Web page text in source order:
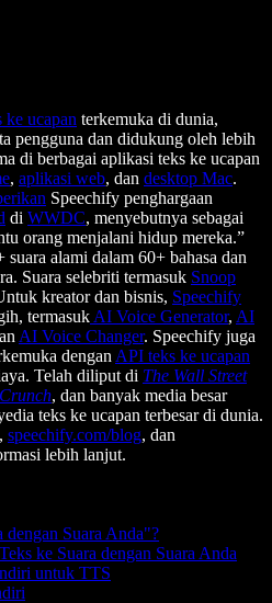
ke ucapan terkemuka di dunia,
pengguna dan didukung oleh lebih
di berbagai aplikasi teks ke ucapan
, aplikasi web, dan desktop Mac.
Speechify penghargaan
di WWDC, menyebutnya sebagai
orang menjalani hidup mereka.”
alami dalam 60+ bahasa dan
Suara selebriti termasuk Snoop
kreator dan bisnis, Speechify
termasuk AI Voice Generator, AI
AI Voice Changer. Speechify juga
dengan API teks ke ucapan
Telah diliput di The Wall Street
, dan banyak media besar
teks ke ucapan terbesar di dunia.
, speechify.com/blog, dan
lebih lanjut.
Suara Anda"?
ke Suara dengan Suara Anda
untuk TTS